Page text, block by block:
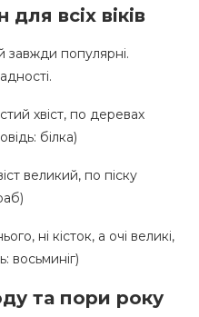
всіх віків
завжди популярні.
хвіст, по деревах
білка)
великий, по піску
ні кісток, а очі великі,
восьминіг)
та пори року